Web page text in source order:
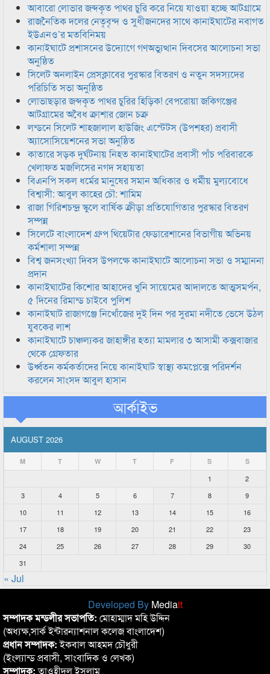
আবারো লোভার জব্দকৃত পাথর চুরি করে নিয়ে যাওয়া হচ্ছে আটগ্রামে
রাজনৈতিক দলের নেতৃবৃন্দ ও সুধীজনদের সাথে কানাইঘাটের নবাগত
ইউএনও’র মতবিনিময়
কানাইঘাটে প্রশাসনের উদ্যোগে গণঅভ্যুত্থান দিবসের আলোচনা সভা
অনুষ্ঠিত
সিলেট অনলাইন প্রেসক্লাবের পুরস্কার বিতরণ ও নতুন সদস্যদের
পরিচিতি সভা অনুষ্ঠিত
লোভাছড়ার জব্দকৃত পাথর চুরির হিড়িক! বেপরোয়া জকিগঞ্জের
আটগ্রামের অবৈধ ক্রাশার জোন চক্র
লন্ডনে সিলেট শাহজালাল হাউজিং এস্টেটস (উপশহর) প্রবাসী
অ্যাসোসিয়েশনের সভা অনুষ্ঠিত
কাতারে সড়ক দুর্ঘটনায় নিহত কানাইঘাটের প্রবাসী পাঁচ পরিবারকে
খেলাফত মজলিসের নগদ সহায়তা
বিএনপি সকল ধর্মের মানুষের সমান অধিকার ও ধর্মীয় মুল্যবোধে
বিশ্বাসী: আবুল কাহের চৌ: শামিম
রাজা গিরিশচন্দ্র স্কুলে বার্ষিক ক্রীড়া প্রতিযোগিতার পুরস্কার বিতরণ
সম্পন্ন
সিলেটে বাংলাদেশ গ্রুপ থিয়েটার ফেডারেশানের বিভাগীয় অভিনয়
কর্মশালা সম্পন্ন
বিশ্ব জনসংখ্যা দিবস উপলক্ষে কানাইঘাটে আলোচনা সভা ও সম্মাননা
প্রদান
কানাইঘাটের কিশোর আহাদের খুনি সায়েমের আদালতে আত্মসমর্পন,
৫ দিনের রিমান্ড চাইবে পুলিশ
কানাইঘাট রাজাগঞ্জে নিখোঁজের দুই দিন পর সুরমা নদীতে ভেসে উঠল
যুবকের লাশ
কানাইঘাটে চাঞ্চল্যকর জাহাঙ্গীর হত্যা মামলার ৩ আসামী কক্সবাজার
থেকে গ্রেফতার
উর্ধ্বতন কর্মকর্তাদের নিয়ে কানাইঘাট স্বাস্থ্য কমপ্লেক্সে পরিদর্শন
করলেন সাংসদ আবুল হাসান
আর্কাইভ
AUGUST 2026
M T W T F S S
1
2
3
4 5 6 7 8
9
10
11 12 13 14 15
16
17
18 19 20 21 22
23
24
25 26 27 28 29
30
31
« Jul
Developed By Mediait
সম্পাদক মন্ডলীর সভাপতি: মোহাম্মাদ মহি উদ্দিন
(অধ্যক্ষ,সার্ক ইন্টারন্যাশনাল কলেজ বাংলাদেশ)
প্রধান সম্পাদক:ইকবাল আহমদ চৌধুরী
(ইংল্যান্ড প্রবাসী, সাংবাদিক ও লেখক)
সম্পাদক:তাওহীদুল ইসলাম